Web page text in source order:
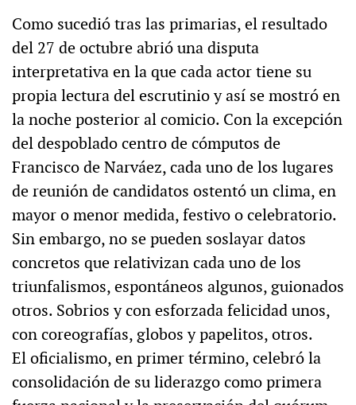
Como sucedió tras las primarias, el resultado
del 27 de octubre abrió una disputa
interpretativa en la que cada actor tiene su
propia lectura del escrutinio y así se mostró en
la noche posterior al comicio. Con la excepción
del despoblado centro de cómputos de
Francisco de Narváez, cada uno de los lugares
de reunión de candidatos ostentó un clima, en
mayor o menor medida, festivo o celebratorio.
Sin embargo, no se pueden soslayar datos
concretos que relativizan cada uno de los
triunfalismos, espontáneos algunos, guionados
otros. Sobrios y con esforzada felicidad unos,
con coreografías, globos y papelitos, otros.
El oficialismo, en primer término, celebró la
consolidación de su liderazgo como primera